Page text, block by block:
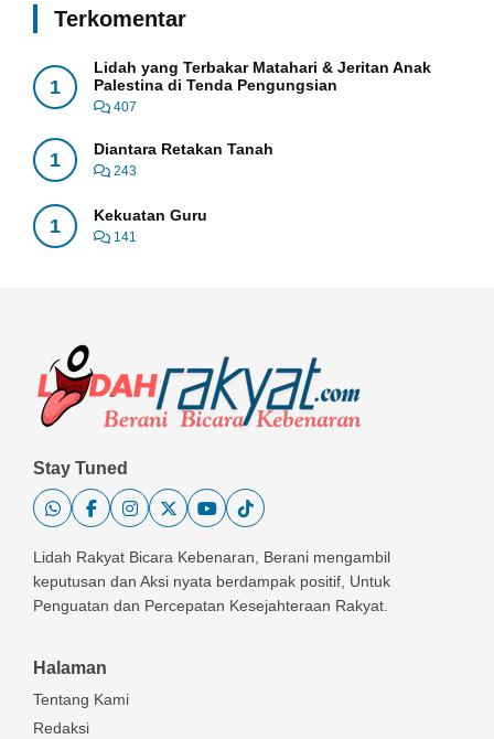
Terkomentar
1
Lidah yang Terbakar Matahari & Jeritan Anak
Palestina di Tenda Pengungsian
407
1 Diantara Retakan Tanah
243
1 Kekuatan Guru
141
Stay Tuned
Lidah Rakyat Bicara Kebenaran, Berani mengambil
keputusan dan Aksi nyata berdampak positif, Untuk
Penguatan dan Percepatan Kesejahteraan Rakyat.
Halaman
Tentang Kami
Redaksi